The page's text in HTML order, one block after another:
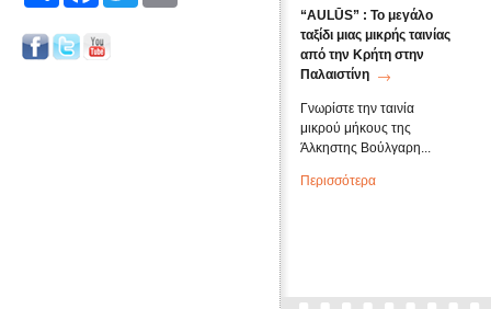
“AULŪS” : Το μεγάλο
ταξίδι μιας μικρής ταινίας
από την Κρήτη στην
Παλαιστίνη
Γνωρίστε την ταινία
μικρού μήκους της
Άλκηστης Βούλγαρη...
Περισσότερα